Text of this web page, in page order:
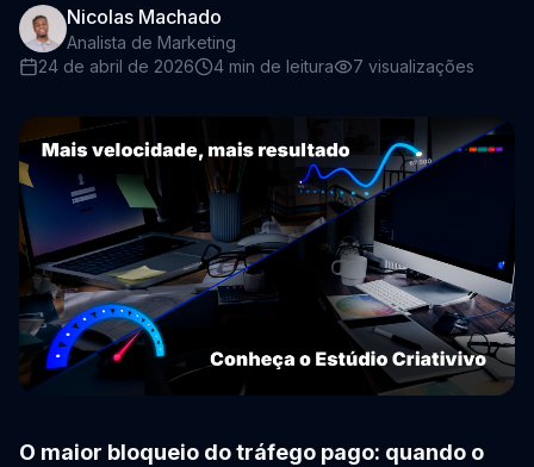
Nicolas Machado
Analista de Marketing
24 de abril de 2026
4 min de leitura 7 visualizações
O maior bloqueio do tráfego pago: quando o